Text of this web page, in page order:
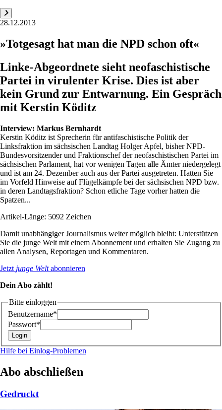
28.12.2013
»Totgesagt hat man die NPD schon oft«
Linke-Abgeordnete sieht neofaschistische
Partei in virulenter Krise. Dies ist aber
kein Grund zur Entwarnung. Ein Gespräch
mit Kerstin Köditz
Interview: Markus Bernhardt
Kerstin Köditz ist Sprecherin für ­antifaschistische Politik der
Linksfraktion im sächsischen Landtag Holger Apfel, bisher NPD-
Bundesvorsitzender und Fraktionschef der neofaschistischen Partei im
sächsischen Parlament, hat vor wenigen Tagen alle Ämter niedergelegt
und ist am 24. Dezember auch aus der Partei ausgetreten. Hatten Sie
im Vorfeld Hinweise auf Flügelkämpfe bei der sächsischen NPD bzw.
in deren Landtagsfraktion? Schon etliche Tage vorher hatten die
Spatzen...
Artikel-Länge: 5092 Zeichen
Damit unabhängiger Journalismus weiter möglich bleibt: Unterstützen
Sie die junge Welt mit einem Abonnement und erhalten Sie Zugang zu
allen Analysen, Reportagen und Kommentaren.
Jetzt junge Weltabonnieren
Dein Abo zählt!
Bitte einloggen
Benutzername*
Passwort*
Hilfe bei Einlog-Problemen
Abo abschließen
Gedruckt